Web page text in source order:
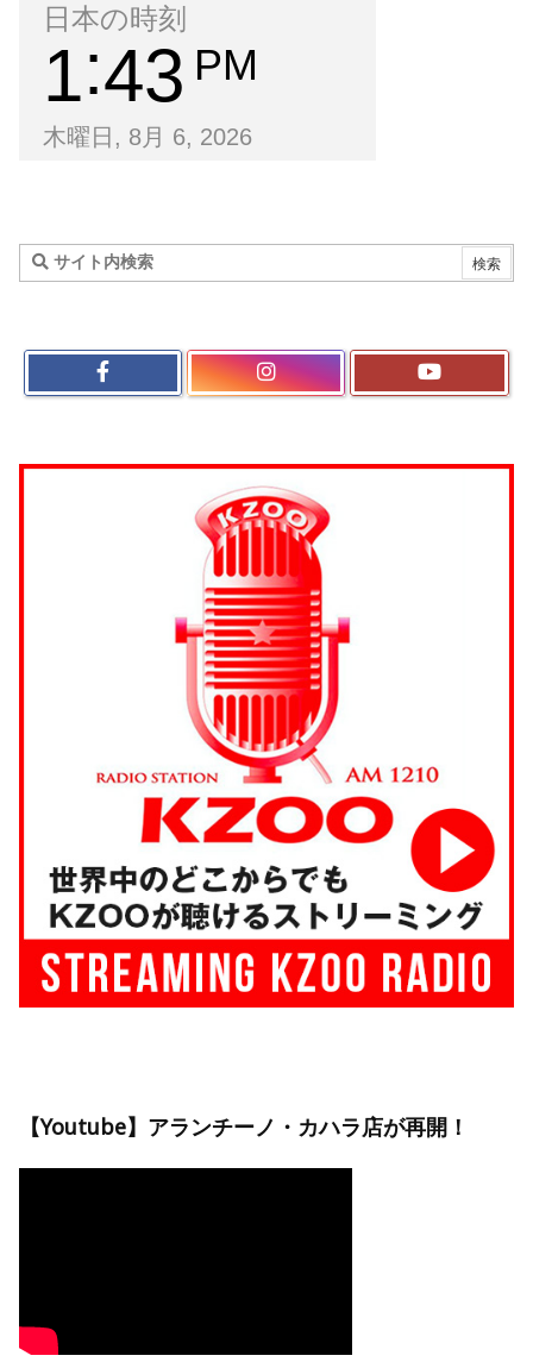
日本の時刻
1 43 PM
木曜日, 8月 6, 2026
【Youtube】アランチーノ・カハラ店が再開！